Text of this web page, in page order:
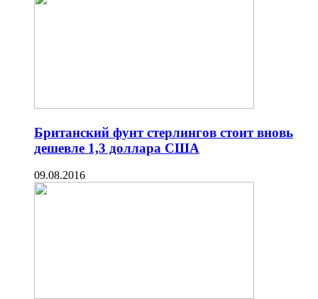
Британский фунт стерлингов стоит вновь
дешевле 1,3 доллара США
09.08.2016